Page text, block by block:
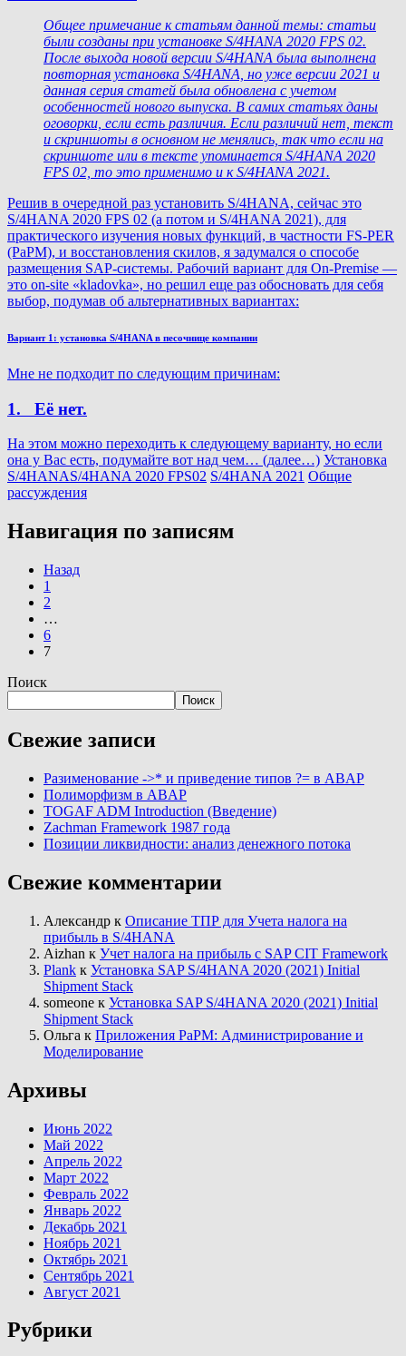
Общее примечание к статьям данной темы: статьи
были созданы при установке S/4HANA 2020 FPS 02.
После выхода новой версии S/4HANA была выполнена
повторная установка S/4HANA, но уже версии 2021 и
данная серия статей была обновлена с учетом
особенностей нового выпуска. В самих статьях даны
оговорки, если есть различия. Если различий нет, текст
и скриншоты в основном не менялись, так что если на
скриншоте или в тексте упоминается S/4HANA 2020
FPS 02, то это применимо и к S/4HANA 2021.
Решив в очередной раз установить S/4HANA, сейчас это
S/4HANA 2020 FPS 02 (а потом и S/4HANA 2021), для
практического изучения новых функций, в частности FS-PER
(PaPM), и восстановления скилов, я задумался о способе
размещения SAP-системы. Рабочий вариант для On-Premise —
это on-site «kladovka», но решил еще раз обосновать для себя
выбор, подумав об альтернативных вариантах:
Вариант 1: установка S/4HANA в песочнице компании
Мне не подходит по следующим причинам:
1. Её нет.
На этом можно переходить к следующему варианту, но если
она у Вас есть, подумайте вот над чем… (далее…) Установка
S/4HANAS/4HANA 2020 FPS02 S/4HANA 2021 Общие
рассуждения
Навигация по записям
Назад
1
2
…
6
7
Поиск
Поиск
Свежие записи
Разименование ->* и приведение типов ?= в ABAP
Полиморфизм в ABAP
TOGAF ADM Introduction (Введение)
Zachman Framework 1987 года
Позиции ликвидности: анализ денежного потока
Свежие комментарии
Александр к Описание ТПР для Учета налога на
прибыль в S/4HANA
Aizhan к Учет налога на прибыль с SAP CIT Framework
Plank к Установка SAP S/4HANA 2020 (2021) Initial
Shipment Stack
someone к Установка SAP S/4HANA 2020 (2021) Initial
Shipment Stack
Ольга к Приложения PaPM: Администрирование и
Моделирование
Архивы
Июнь 2022
Май 2022
Апрель 2022
Март 2022
Февраль 2022
Январь 2022
Декабрь 2021
Ноябрь 2021
Октябрь 2021
Сентябрь 2021
Август 2021
Рубрики